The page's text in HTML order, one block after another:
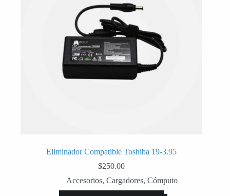
Eliminador Compatible Toshiba 19-3.95
$250.00
Accesorios, Cargadores, Cómputo